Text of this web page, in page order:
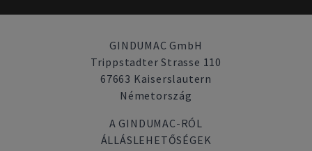
GINDUMAC GmbH
Trippstadter Strasse 110
67663 Kaiserslautern
Németország
A GINDUMAC-RÓL
ÁLLÁSLEHETŐSÉGEK